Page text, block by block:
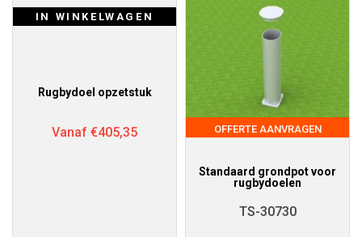
IN WINKELWAGEN
Rugbydoel opzetstuk
Vanaf €405,35 OFFERTE AANVRAGEN
Standaard grondpot voor
rugbydoelen
TS-30730